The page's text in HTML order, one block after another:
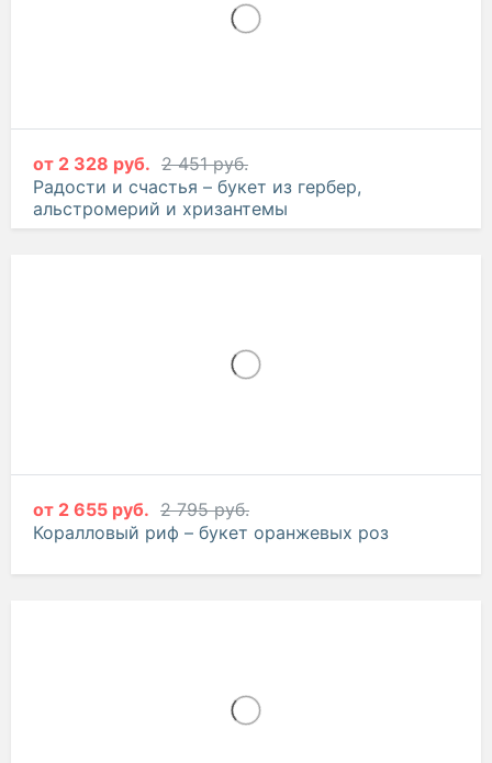
от 2 328 руб. 2 451 руб.
Радости и счастья – букет из гербер,
альстромерий и хризантемы
от 2 655 руб. 2 795 руб.
Коралловый риф – букет оранжевых роз